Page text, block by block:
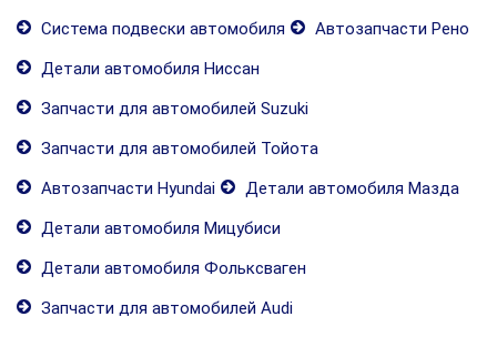
Система подвески автомобиля
Автозапчасти Рено
Детали автомобиля Ниссан
Запчасти для автомобилей Suzuki
Запчасти для автомобилей Тойота
Автозапчасти Hyundai
Детали автомобиля Мазда
Детали автомобиля Мицубиси
Детали автомобиля Фольксваген
Запчасти для автомобилей Audi